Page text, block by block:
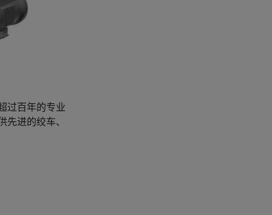
过百年的专业
进的绞车、